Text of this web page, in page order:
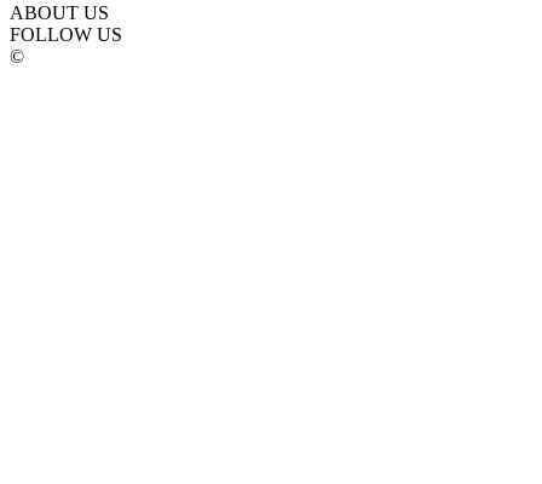
ABOUT US
FOLLOW US
©